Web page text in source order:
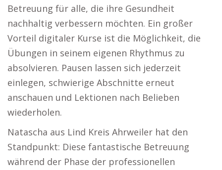
Betreuung für alle, die ihre Gesundheit
nachhaltig verbessern möchten. Ein großer
Vorteil digitaler Kurse ist die Möglichkeit, die
Übungen in seinem eigenen Rhythmus zu
absolvieren. Pausen lassen sich jederzeit
einlegen, schwierige Abschnitte erneut
anschauen und Lektionen nach Belieben
wiederholen.
Natascha aus Lind Kreis Ahrweiler hat den
Standpunkt: Diese fantastische Betreuung
während der Phase der professionellen